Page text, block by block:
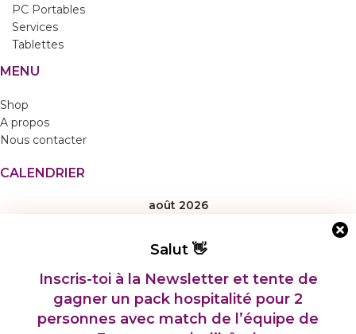
Salut 👋
Inscris-toi à la Newsletter et tente de
gagner un pack hospitalité pour 2
personnes avec match de l’équipe de
PC Portables
Services
Tablettes
MENU
Shop
A propos
Nous contacter
CALENDRIER
août 2026
D
4 5 6 7 8
11 12 13 14 15